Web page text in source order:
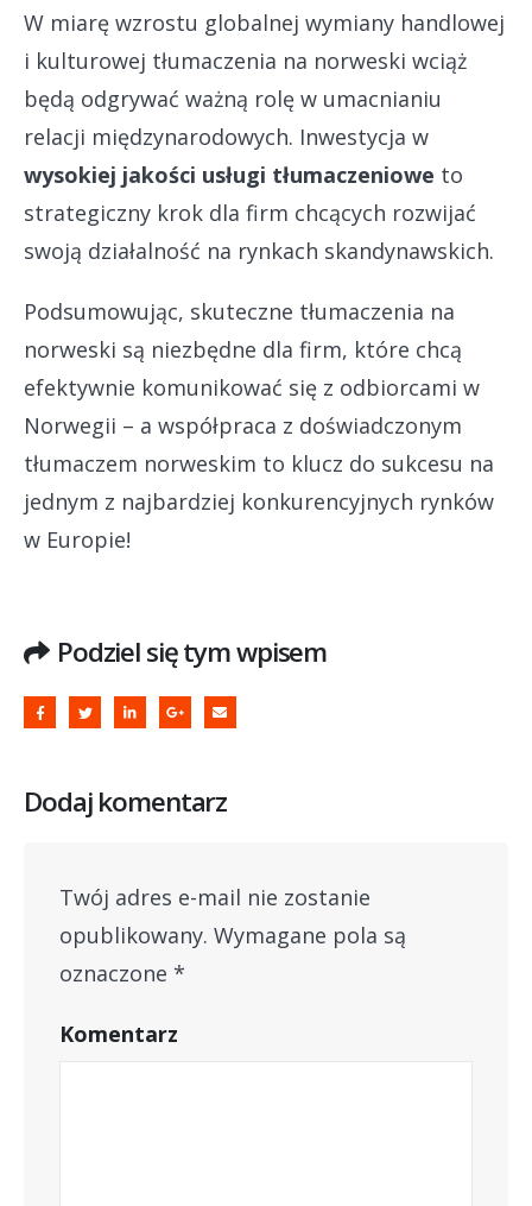
W miarę wzrostu globalnej wymiany handlowej
i kulturowej tłumaczenia na norweski wciąż
będą odgrywać ważną rolę w umacnianiu
relacji międzynarodowych. Inwestycja w
wysokiej jakości usługi tłumaczeniowe to
strategiczny krok dla firm chcących rozwijać
swoją działalność na rynkach skandynawskich.
Podsumowując, skuteczne tłumaczenia na
norweski są niezbędne dla firm, które chcą
efektywnie komunikować się z odbiorcami w
Norwegii – a współpraca z doświadczonym
tłumaczem norweskim to klucz do sukcesu na
jednym z najbardziej konkurencyjnych rynków
w Europie!
Podziel się tym wpisem
Dodaj komentarz
Twój adres e-mail nie zostanie
opublikowany. Wymagane pola są
oznaczone *
Komentarz